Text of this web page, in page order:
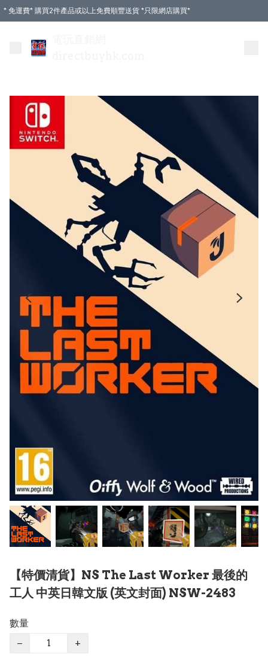
* 免運費* 購買2件產品或以上免費順豐送貨 *只限網店購買*
【特價清貨】NS The Last Worker 最後的
工人 中英日韓文版 (英文封面) NSW-2483
數量
−
+